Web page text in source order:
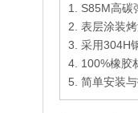
1. S85M高碳
2. 表层涂装
3. 采用304H
4. 100%橡胶
5. 简单安装